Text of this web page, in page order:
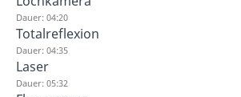
Dauer: 04:20
Totalreflexion
Dauer: 04:35
Laser
Dauer: 05:32